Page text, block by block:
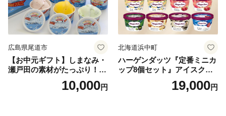
広島県尾道市
【お中元ギフト】しまなみ・
瀬戸田の素材がたっぷり！ジ
10,000円
北海道浜中町
ハーゲンダッツ『定番ミニカ
ップ8個セット』アイスクリ
ーム アイス スイーツ デザー
19,000円